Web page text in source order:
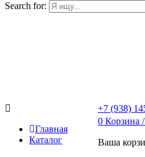
Search for:
+7 (938)
0 Корзина /
Ваша
Главная
Каталог